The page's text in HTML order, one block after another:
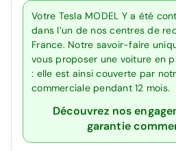
Votre Tesla MODEL Y a été
dans l’un de nos centres de
France. Notre savoir-faire
vous proposer une voiture en
: elle est ainsi couverte par
commerciale pendant 12 mois.
Découvrez nos
garantie